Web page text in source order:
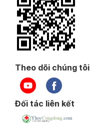
Theo dõi chúng tôi
Đối tác liên kết